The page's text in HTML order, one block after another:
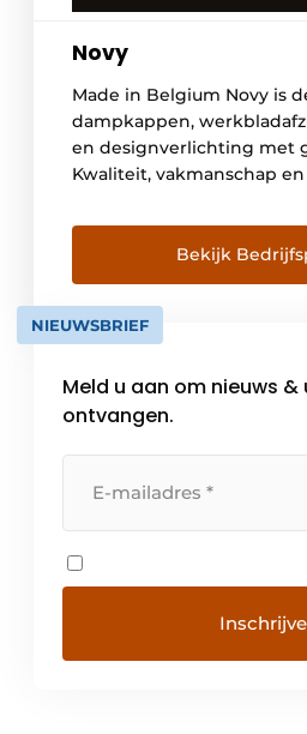
Novy
Made in Belgium Novy is
dampkappen,
en designverlichting met
Kwaliteit, vakmanschap
bedrijf. De ontwikkeling
gebeuren in Kuurne,
Vandaag werken er bij
driehonderd mensen en is
marktleider op vlak van
Bekijk
NIEUWSBRIEF
Meld u aan om nieuws
ontvangen.